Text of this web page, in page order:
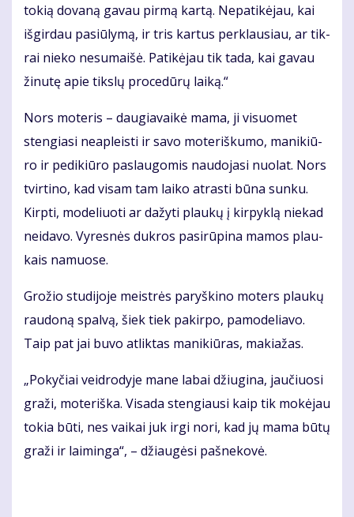
to­kią do­va­ną ga­vau pir­mą kar­tą. Ne­pa­ti­kė­jau, kai
iš­gir­dau pa­siū­ly­mą, ir tris kar­tus per­klau­siau, ar tik­
rai nie­ko ne­su­mai­šė. Pa­ti­kė­jau tik ta­da, kai ga­vau
ži­nu­tę apie tiks­lų pro­ce­dū­rų lai­ką.“
Nors mo­te­ris – dau­gia­vai­kė ma­ma, ji vi­suo­met
sten­gia­si ne­ap­leis­ti ir sa­vo mo­te­riš­ku­mo, ma­ni­kiū­
ro ir pe­di­kiū­ro pa­slau­go­mis nau­do­ja­si nuo­lat. Nors
tvir­ti­no, kad vi­sam tam lai­ko at­ras­ti bū­na sun­ku.
Kirp­ti, mo­de­liuo­ti ar da­žy­ti plau­kų į kir­pyk­lą nie­kad
neida­vo. Vy­res­nės duk­ros pa­si­rū­pi­na ma­mos plau­
kais na­muo­se.
Gro­žio stu­di­jo­je meist­rės pa­ryš­ki­no mo­ters plau­kų
rau­do­ną spal­vą, šiek tiek pa­kir­po, pa­mo­de­lia­vo.
Taip pat jai bu­vo at­lik­tas ma­ni­kiū­ras, ma­kia­žas.
„Po­ky­čiai veid­ro­dy­je ma­ne la­bai džiu­gi­na, jau­čiuo­si
gra­ži, mo­te­riš­ka. Vi­sa­da sten­giau­si kaip tik mo­kė­jau
to­kia bū­ti, nes vai­kai juk ir­gi no­ri, kad jų ma­ma bū­tų
gra­ži ir lai­min­ga“, – džiau­gė­si pa­šne­ko­vė.